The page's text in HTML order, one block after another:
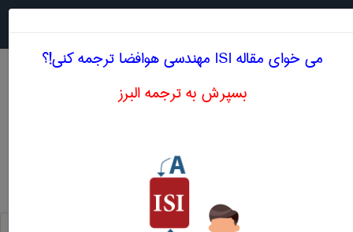
می خوای مقاله ISI مهندسی هوافضا ترجمه کنی!؟
بسپرش به ترجمه البرز